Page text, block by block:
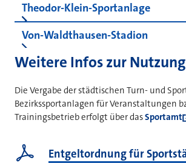
Theodor-Klein-Sportanlage
Von-Waldthausen-Stadion
Weitere Infos zur Nutzung
Die Vergabe der städtischen Turn- und
Bezirkssportanlagen für Veranstaltungen
Trainingsbetrieb erfolgt über dasSportamt
Entgeltordnung für